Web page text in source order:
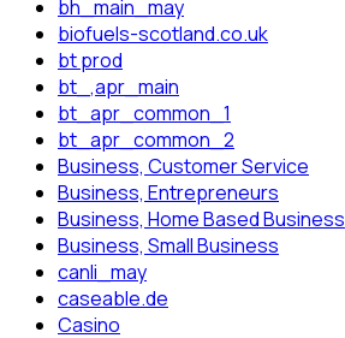
bh_main_may
biofuels-scotland.co.uk
bt prod
bt_,apr_main
bt_apr_common_1
bt_apr_common_2
Business, Customer Service
Business, Entrepreneurs
Business, Home Based Business
Business, Small Business
canli_may
caseable.de
Casino